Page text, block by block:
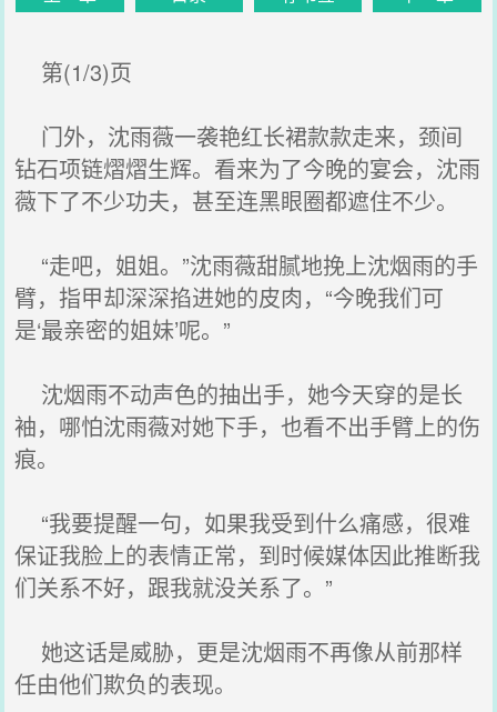
第(1/3)页
门外，沈雨薇一袭艳红长裙款款走来，颈间
钻石项链熠熠生辉。看来为了今晚的宴会，沈雨
薇下了不少功夫，甚至连黑眼圈都遮住不少。
“走吧，姐姐。”沈雨薇甜腻地挽上沈烟雨的手
臂，指甲却深深掐进她的皮肉，“今晚我们可
是‘最亲密的姐妹’呢。”
沈烟雨不动声色的抽出手，她今天穿的是长
袖，哪怕沈雨薇对她下手，也看不出手臂上的伤
痕。
“我要提醒一句，如果我受到什么痛感，很难
保证我脸上的表情正常，到时候媒体因此推断我
们关系不好，跟我就没关系了。”
她这话是威胁，更是沈烟雨不再像从前那样
任由他们欺负的表现。